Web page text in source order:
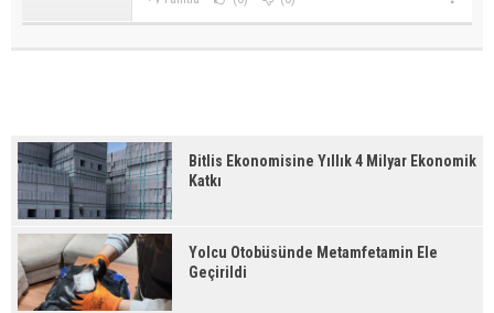
Bitlis Ekonomisine Yıllık 4 Milyar Ekonomik
Katkı
Yolcu Otobüsünde Metamfetamin Ele
Geçirildi